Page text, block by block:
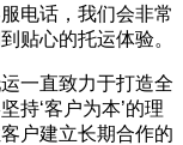
电话，我们会非常
贴心的托运体验。
一直致力于打造全
持‘客户为本’的理
户建立长期合作的